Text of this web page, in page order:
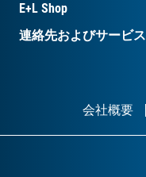
E+L Shop
連絡先およびサービス
会社概要